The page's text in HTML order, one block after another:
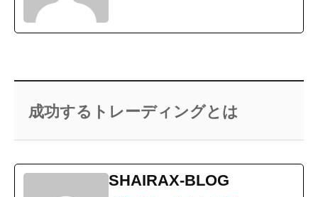
成功するトレーディングとは
SHAIRAX-BLOG